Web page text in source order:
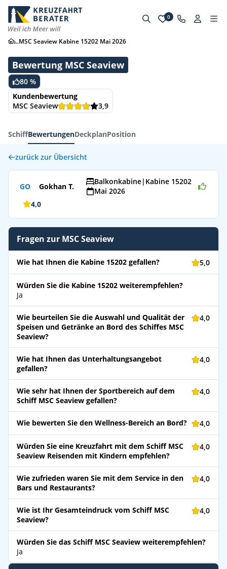
0
...MSC Seaview Kabine 15202 Mai 2026
Bewertung MSC Seaview
80 %
Kundenbewertung
MSC Seaview
3,9
SchiffBewertungenDeckplanPosition
zurück zur Übersicht
GO Gokhan T. Balkonkabine| Kabine 15202
Mai 2026
4,0
Fragen zur MSC Seaview
Wie hat Ihnen die Kabine 15202 gefallen? 5,0
Würden Sie die Kabine 15202 weiterempfehlen?
Ja
Wie beurteilen Sie die Auswahl und Qualität der
Speisen und Getränke an Bord des Schiffes MSC
Seaview?
4,0
Wie hat Ihnen das Unterhaltungsangebot
gefallen?
4,0
Wie sehr hat Ihnen der Sportbereich auf dem
Schiff MSC Seaview gefallen?
4,0
Wie bewerten Sie den Wellness-Bereich an Bord? 4,0
Würden Sie eine Kreuzfahrt mit dem Schiff MSC
Seaview Reisenden mit Kindern empfehlen?
4,0
Wie zufrieden waren Sie mit dem Service in den
Bars und Restaurants?
4,0
Wie ist Ihr Gesamteindruck vom Schiff MSC
Seaview?
4,0
Würden Sie das Schiff MSC Seaview weiterempfehlen?
Ja